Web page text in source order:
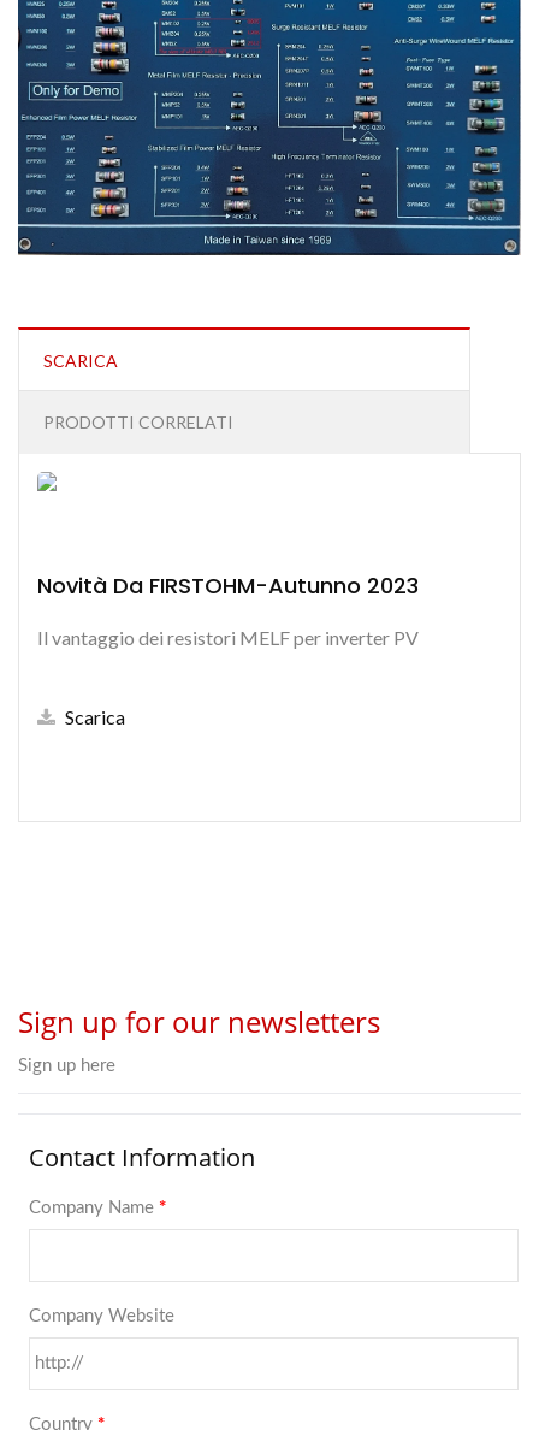
SCARICA
PRODOTTI CORRELATI
Novità Da FIRSTOHM-Autunno 2023
Il vantaggio dei resistori MELF per inverter PV
Scarica